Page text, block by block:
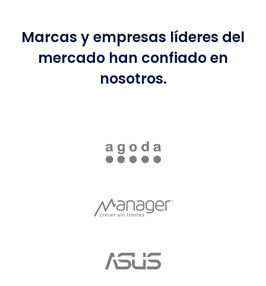
Marcas y empresas líderes del
mercado han confiado en
nosotros.